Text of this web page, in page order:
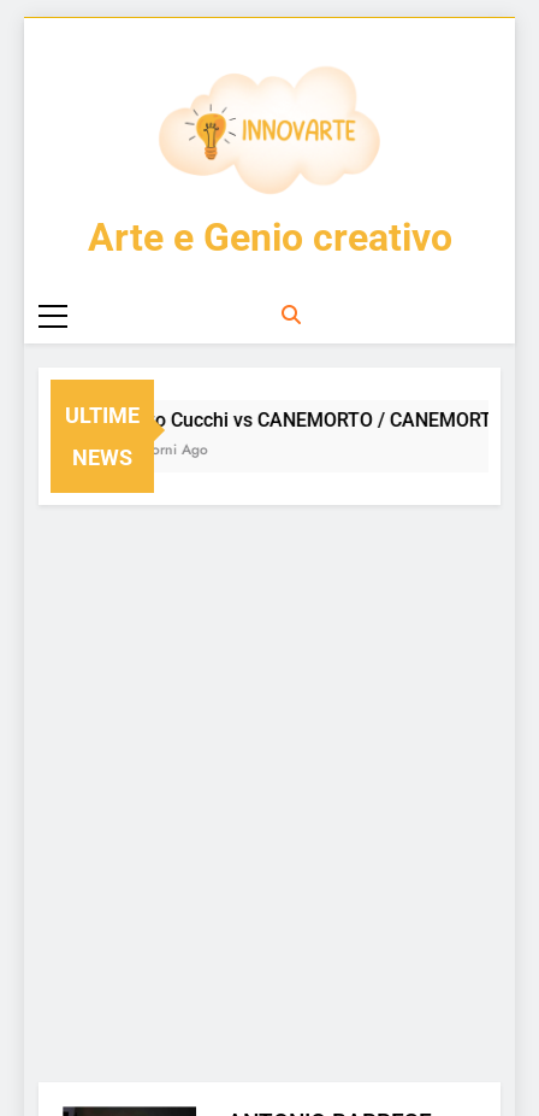
InnovArte
Arte e Genio creativo
ULTIME
NEWS
Enzo Cucchi vs CANEMORTO / CANEMORTO vs
2 Giorni Ago